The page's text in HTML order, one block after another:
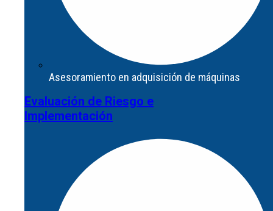
Asesoramiento en adquisición de máquinas
Evaluación de Riesgo e
Asesoramiento en adquisición de máquinas
Evaluación de Riesgo e
Implementación